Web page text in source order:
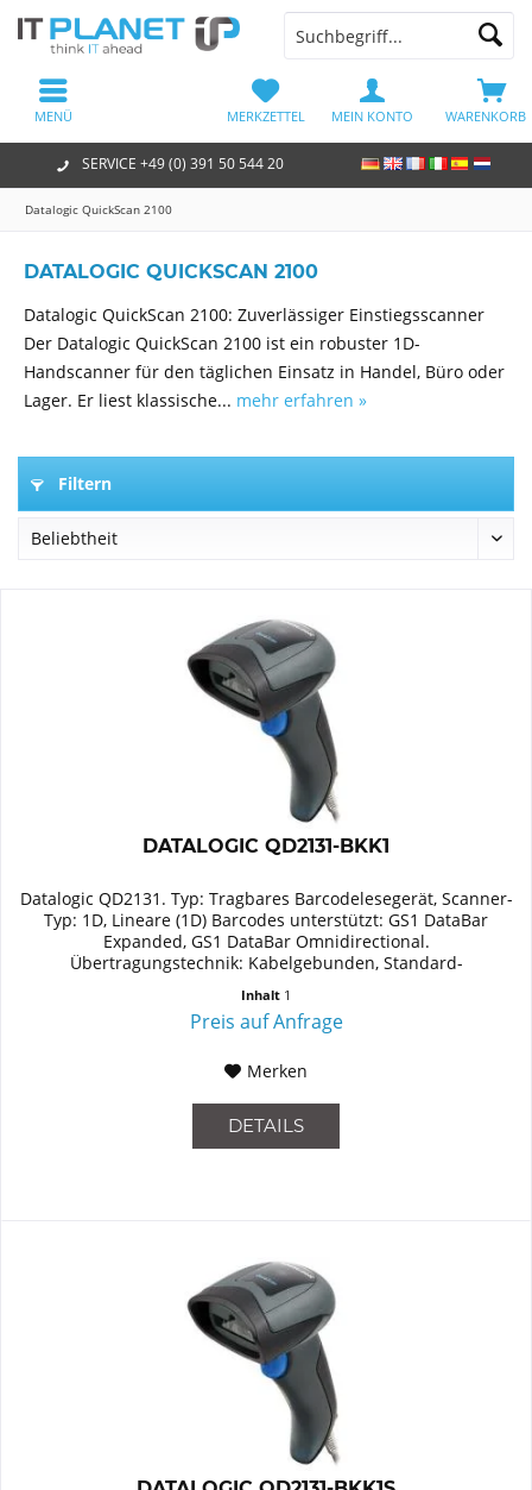
SERVICE +49 (0) 391 50 544 20
WARENKORB
MERKZETTEL MEIN KONTO
MENÜ
Datalogic QuickScan 2100
DATALOGIC QUICKSCAN 2100
Datalogic QuickScan 2100: Zuverlässiger Einstiegsscanner
Der Datalogic QuickScan 2100 ist ein robuster 1D-
Handscanner für den täglichen Einsatz in Handel, Büro oder
Lager. Er liest klassische... mehr erfahren »
Filtern
DATALOGIC QD2131-BKK1
Datalogic QD2131. Typ: Tragbares Barcodelesegerät, Scanner-
Typ: 1D, Lineare (1D) Barcodes unterstützt: GS1 DataBar
Expanded, GS1 DataBar Omnidirectional.
Übertragungstechnik: Kabelgebunden, Standard-
Inhalt 1
Preis auf Anfrage
Merken
DETAILS